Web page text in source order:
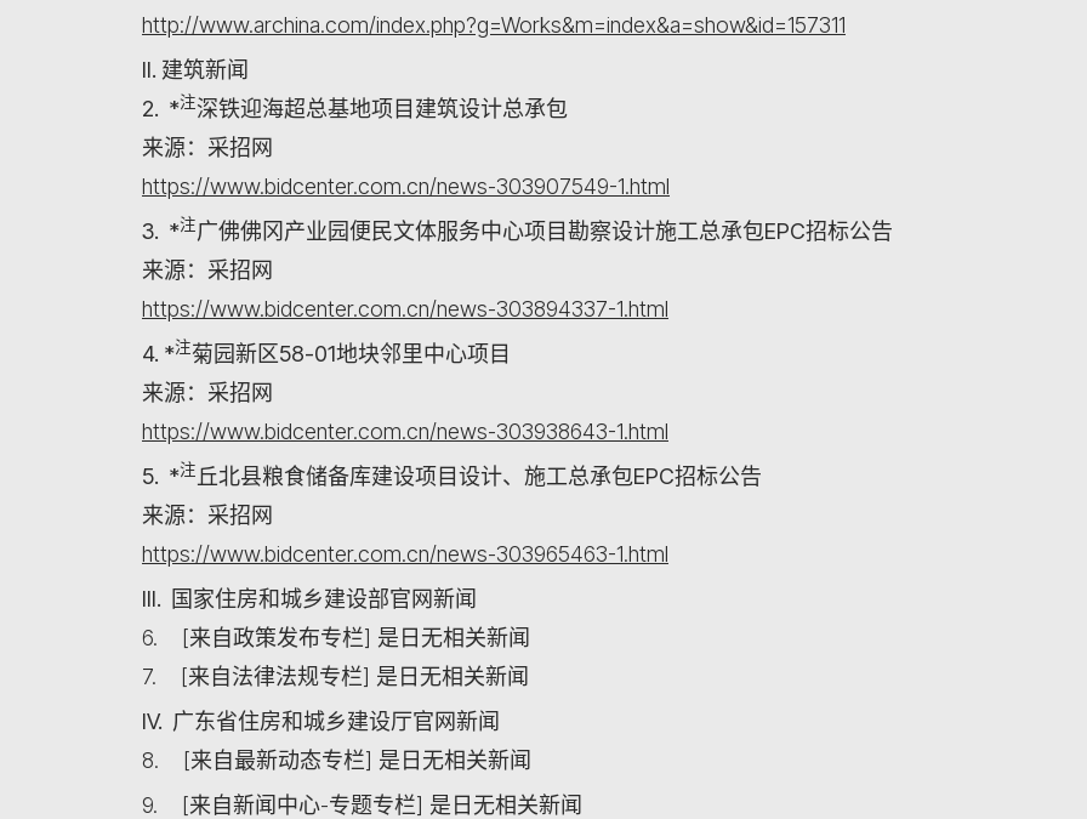
http://www.archina.com/index.php?g=Works&m=index&a=show&id=157311
II. 建筑新闻
2. *注深铁迎海超总基地项目建筑设计总承包
来源：采招网
https://www.bidcenter.com.cn/news-303907549-1.html
3. *注广佛佛冈产业园便民文体服务中心项目勘察设计施工总承包EPC招标公告
来源：采招网
https://www.bidcenter.com.cn/news-303894337-1.html
4. *注菊园新区58-01地块邻里中心项目
来源：采招网
https://www.bidcenter.com.cn/news-303938643-1.html
5. *注 丘北县粮食储备库建设项目设计、施工总承包EPC招标公告
来源：采招网
https://www.bidcenter.com.cn/news-303965463-1.html
III. 国家住房和城乡建设部官网新闻
6. [来自政策发布专栏] 是日无相关新闻
7. [来自法律法规专栏] 是日无相关新闻
IV. 广东省住房和城乡建设厅官网新闻
8. [来自最新动态专栏] 是日无相关新闻
9. [来自新闻中心-专题专栏] 是日无相关新闻